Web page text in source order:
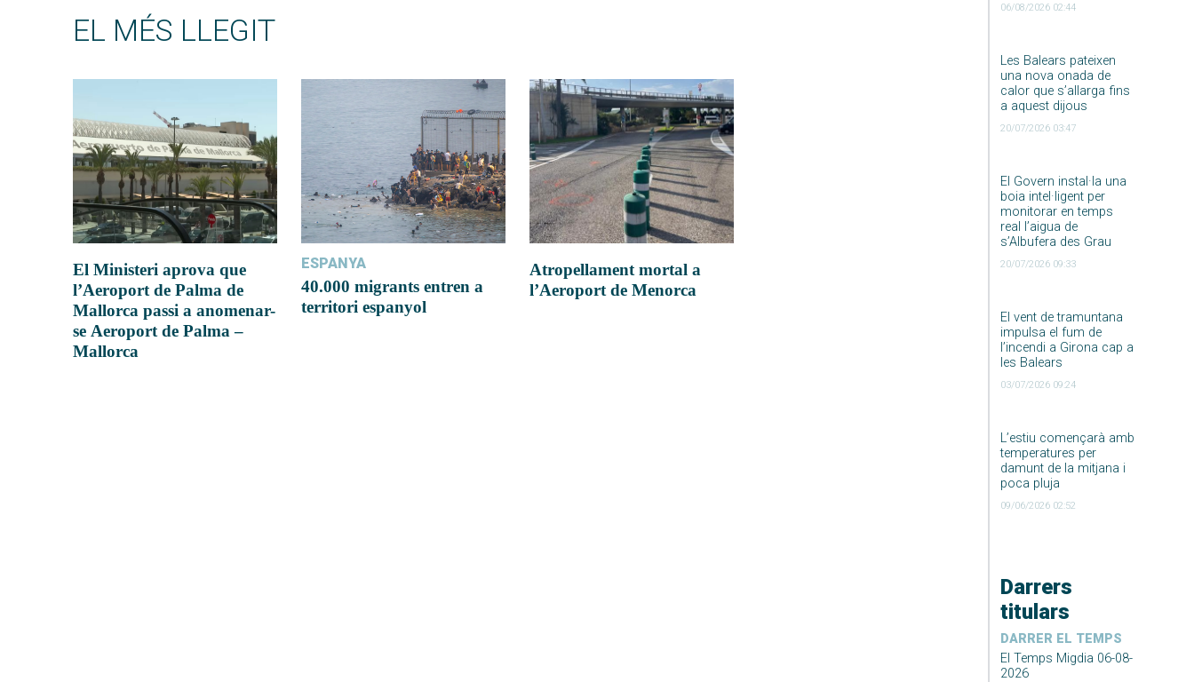
06/08/2026 02:44
Les Balears pateixen
una nova onada de
calor que s’allarga fins
a aquest dijous
20/07/2026 03:47
El Govern instal·la una
boia intel·ligent per
monitorar en temps
real l’aigua de
s’Albufera des Grau
20/07/2026 09:33
El vent de tramuntana
impulsa el fum de
l’incendi a Girona cap a
les Balears
03/07/2026 09:24
L’estiu començarà amb
temperatures per
damunt de la mitjana i
poca pluja
09/06/2026 02:52
Darrers
titulars
DARRER EL TEMPS
El Temps Migdia 06-08-
2026
EL MÉS LLEGIT
El Ministeri aprova que
l’Aeroport de Palma de
Mallorca passi a anomenar-
se Aeroport de Palma –
Mallorca
ESPANYA
40.000 migrants entren a
territori espanyol
Atropellament mortal a
l’Aeroport de Menorca